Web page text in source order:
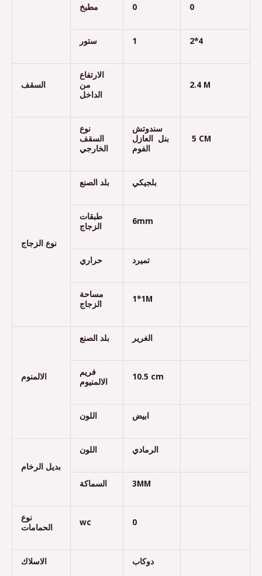
مطبخ 0 0
ستور 1 2*4
السقف
الارتفاع
من
الداخل
2.4 M
نوع
السقف
الخارجي
سندوتش
بنل العازل
الفوم
5 CM
نوع الزجاج
بلد الصنع بلجيكي
طبقات
الزجاج
6mm
حراري تميرد
مساحة
الزجاج
1*1M
الالمنوم
بلد الصنع الغرير
فريم
الالمنيوم
10.5 cm
اللون ابيض
بديل الرخام
اللون الرمادي
السماكة 3MM
نوع
الحمامات
wc 0
الاسلاك دوكاب